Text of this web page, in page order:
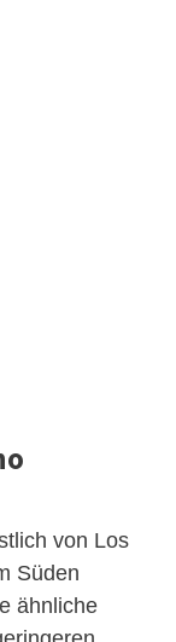
von Los
Süden
ähnliche